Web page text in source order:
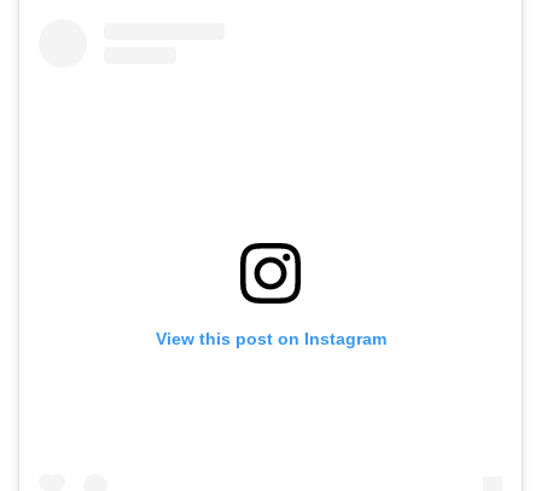
View this post on Instagram